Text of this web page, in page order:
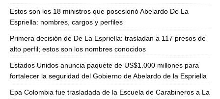
Estos son los 18 ministros que posesionó Abelardo De La
Espriella: nombres, cargos y perfiles
Primera decisión de De La Espriella: trasladan a 117 presos de
alto perfil; estos son los nombres conocidos
Estados Unidos anuncia paquete de US$1.000 millones para
fortalecer la seguridad del Gobierno de Abelardo de la Espriella
Epa Colombia fue trasladada de la Escuela de Carabineros a La